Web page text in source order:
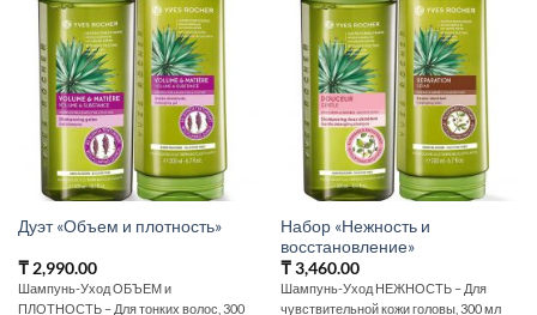
Дуэт «Объем и плотность»
₸2,990.00
Шампунь-Уход ОБЪЕМ и
ПЛОТНОСТЬ – Для тонких волос, 300
Набор «Нежность и
восстановление»
₸3,460.00
Шампунь-Уход НЕЖНОСТЬ – Для
чувствительной кожи головы, 300 мл